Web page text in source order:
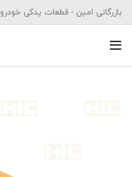
بازرگانی امین - قطعات یدکی خودرو